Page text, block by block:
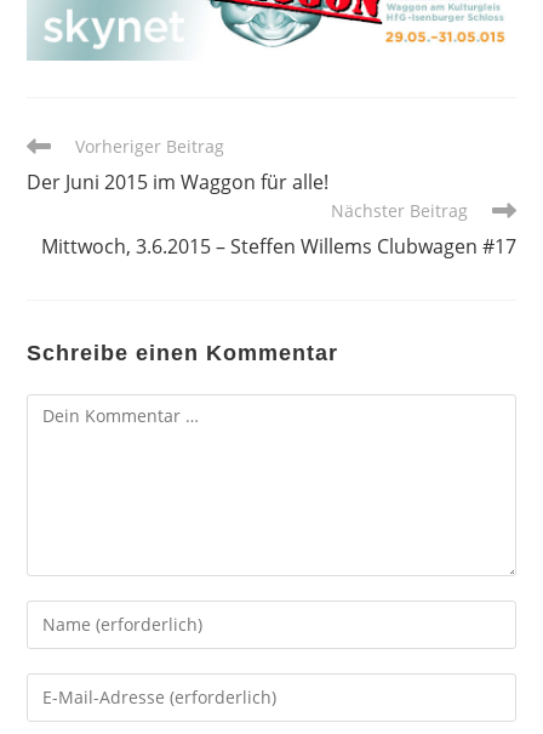
Weitere
ansehen
Vorheriger Beitrag
Der Juni 2015 im Waggon für alle!
Nächster Beitrag
Mittwoch, 3.6.2015 – Steffen Willems Clubwagen #17
Schreibe einen Kommentar
Kommentar
Gib
deinen
Namen
oder
Gib
deine